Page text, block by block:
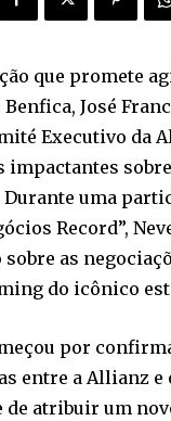
que promete
José
Executivo da
impactantes
Durante uma
Record”,
as
do icônico
por
entre a Allianz e
de atribuir um